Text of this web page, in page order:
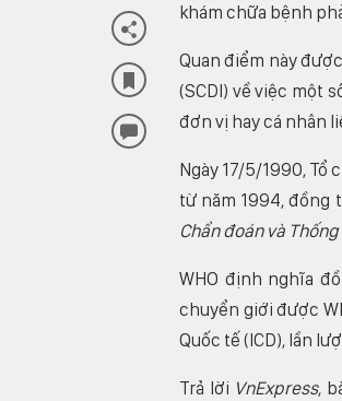
khám chữa bệnh
Quan điểm này
(SCDI) về việc một
đơn vị hay cá nhân
Ngày 17/5/1990, Tổ
từ năm 1994, đồng
Chẩn đoán và
WHO định nghĩa
chuyển giới được
Quốc tế (ICD), lần
Trả lời VnExpress,